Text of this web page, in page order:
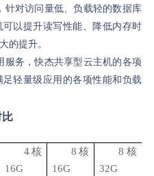
针对访问量低、负载轻的数据库
以提升读写性能、降低内存时
的提升。
服务，快杰共享型云主机的各项
轻量级应用的各项性能和负载
比
4核
16G
8 核
16G
8 核
32G